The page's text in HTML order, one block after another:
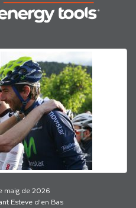
maig de 2026
Esteve d’en Bas